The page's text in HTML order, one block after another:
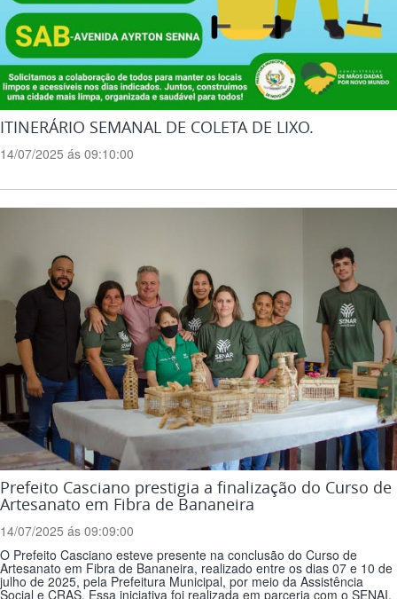
ITINERÁRIO SEMANAL DE COLETA DE LIXO.
14/07/2025 ás 09:10:00
Prefeito Casciano prestigia a finalização do Curso de
Artesanato em Fibra de Bananeira
14/07/2025 ás 09:09:00
O Prefeito Casciano esteve presente na conclusão do Curso de
Artesanato em Fibra de Bananeira, realizado entre os dias 07 e 10 de
julho de 2025, pela Prefeitura Municipal, por meio da Assistência
Social e CRAS. Essa iniciativa foi realizada em parceria com o SENAI,